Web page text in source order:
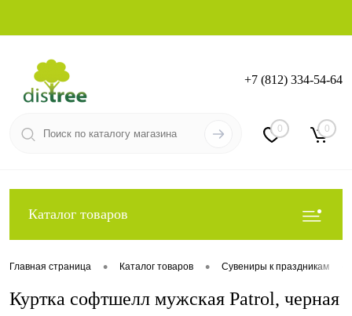
Вход Регистрация
+7 (812) 334-54-64
0 0
Каталог товаров
Главная страница • Каталог товаров • Сувениры к праздникам
Куртка софтшелл мужская Patrol, черная